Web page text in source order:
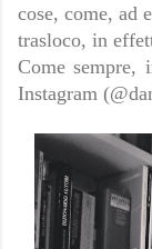
cose, come, ad
trasloco, in
Come
Instagram